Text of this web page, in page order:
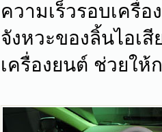
ความเร็วรอบเครื่
จังหวะของลิ้นไอเ
เครื่องยนต์ ช่วยให้